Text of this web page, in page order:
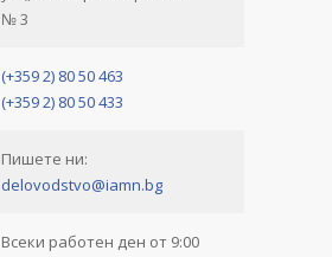
№ 3
(+359 2) 80 50 463
(+359 2) 80 50 433
Пишете ни:
delovodstvo@iamn.bg
Всеки работен ден от 9:00